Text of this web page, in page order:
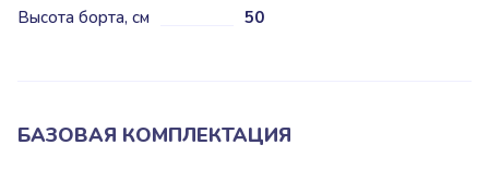
Высота борта, см
50
БАЗОВАЯ КОМПЛЕКТАЦИЯ